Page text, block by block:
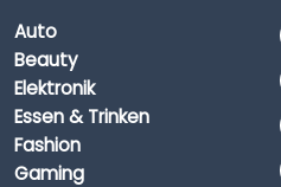
Auto
Beauty
Elektronik
Essen & Trinken
Fashion
Gaming